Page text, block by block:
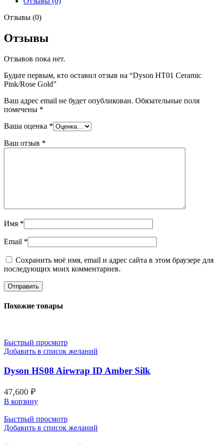
Отзывы (0)
Отзывы
Отзывов пока нет.
Будьте первым, кто оставил отзыв на “Dyson HT01 Ceramic
Pink/Rose Gold”
Ваш адрес email не будет опубликован. Обязательные поля
помечены *
Ваша оценка *
Ваш отзыв *
Имя *
Email *
Сохранить моё имя, email и адрес сайта в этом браузере для
последующих моих комментариев.
Похожие товары
Быстрый просмотр
Добавить в список желаний
Dyson HS08 Airwrap ID Amber Silk
47,600 ₽
В корзину
Быстрый просмотр
Добавить в список желаний